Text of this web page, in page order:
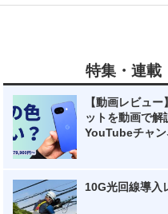
特集・連載
【動画レビュ
ットを動画で解
YouTubeチャ
10G光回線導入